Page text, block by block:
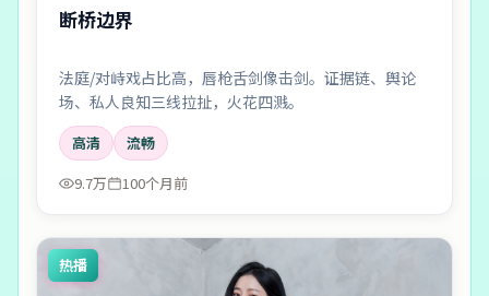
断桥边界
法庭/对峙戏占比高，唇枪舌剑像击剑。证据链、舆论
场、私人良知三线拉扯，火花四溅。
高清
流畅
9.7万
100个月前
热播